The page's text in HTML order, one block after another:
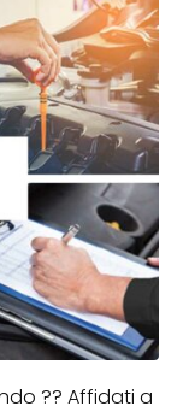
?? Affidati a